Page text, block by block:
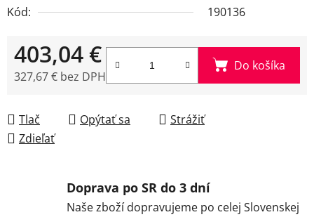
Kód:
190136
403,04 €
327,67 € bez DPH
Do košíka
Tlač Opýtať sa
Strážiť
Zdieľať
Doprava po SR do 3 dní
Naše zboží dopravujeme po celej Slovenskej